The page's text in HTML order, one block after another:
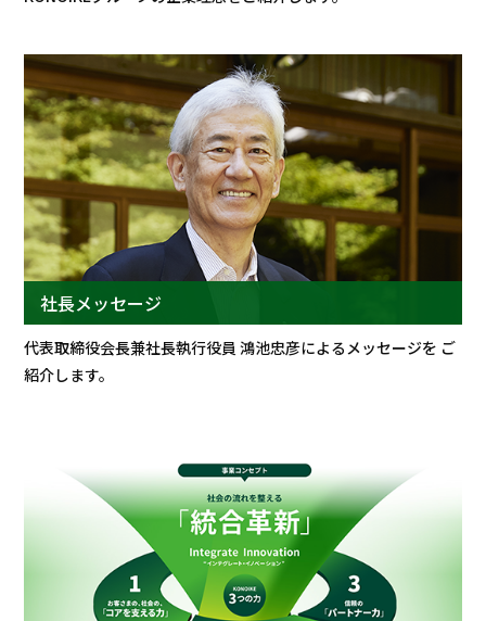
社長メッセージ
代表取締役会長兼社長執行役員 鴻池忠彦によるメッセージを ご
紹介します。